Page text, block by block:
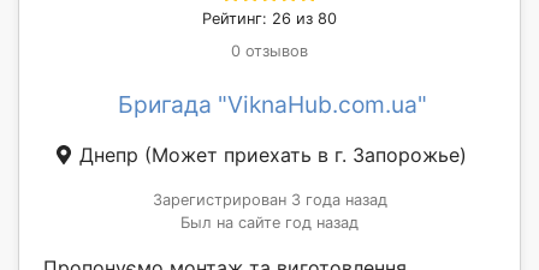
Рейтинг: 26 из 80
0 отзывов
Бригада "ViknaHub.com.ua"
Днепр (Может приехать в г. Запорожье)
Зарегистрирован 3 года назад
Был на сайте год назад